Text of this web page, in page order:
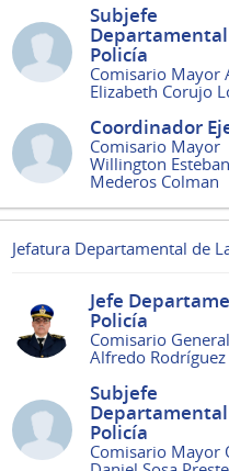
Subjefe
Policía
Comisario Mayor
Elizabeth Corujo
Coordinador
Comisario Mayor
Willington Esteban
Mederos Colman
Jefatura Departamental de
Jefe
Policía
Comisario
Alfredo Rodríguez
Subjefe
Policía
Comisario Mayor